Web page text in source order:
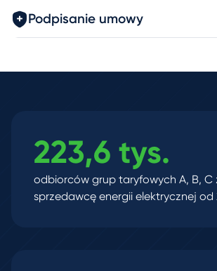
Podpisanie umowy
223,6 tys.
odbiorców grup taryfowych A, B, C
sprzedawcę energii elektrycznej od